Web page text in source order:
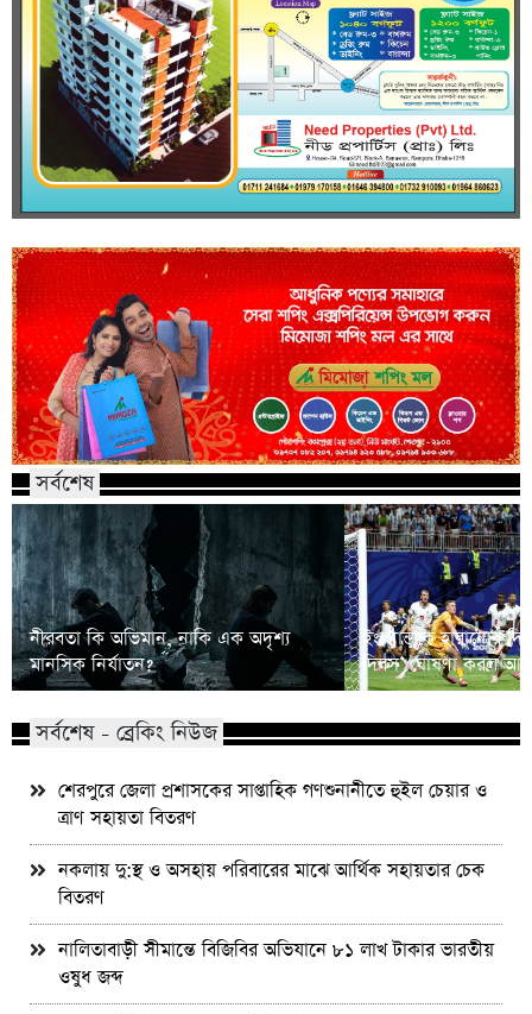
সর্বশেষ
নীরবতা কি অভিমান, নাকি এক অদৃশ্য
মানসিক নির্যাতন?
ইংল্যান্ডকে হারানোর
দিবস’ ঘোষণা করল
সর্বশেষ - ব্রেকিং নিউজ
শেরপুরে জেলা প্রশাসকের সাপ্তাহিক গণশুনানীতে হুইল চেয়ার ও
ত্রাণ সহায়তা বিতরণ
নকলায় দু:স্থ ও অসহায় পরিবারের মাঝে আর্থিক সহায়তার চেক
বিতরণ
নালিতাবাড়ী সীমান্তে বিজিবির অভিযানে ৮১ লাখ টাকার ভারতীয়
ওষুধ জব্দ